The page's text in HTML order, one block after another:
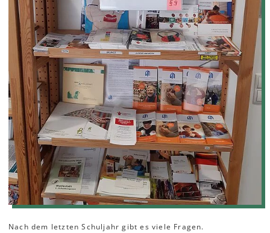
Nach dem letzten Schuljahr gibt es viele Fragen.